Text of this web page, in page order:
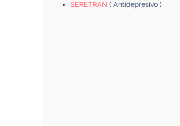
SERETRAN ( Antidepresivo )